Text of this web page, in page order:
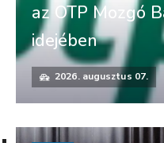
az OTP Mozgó
idejében
2026. augusztus 07.